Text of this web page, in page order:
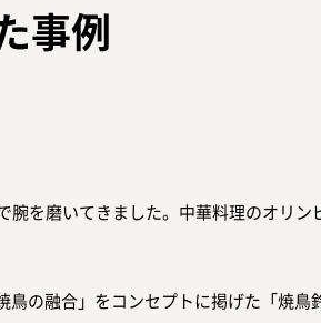
事例
を磨いてきました。中華料理のオリン
の融合」をコンセプトに掲げた「焼鳥